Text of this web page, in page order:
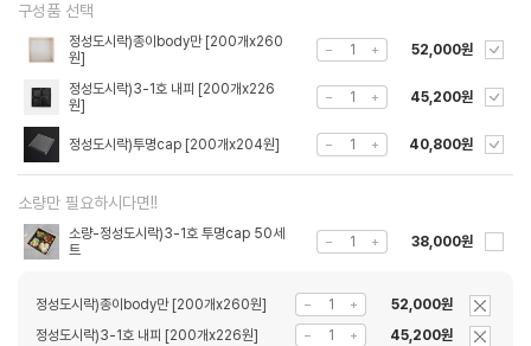
구성품 선택
정성도시락)종이body만 [200개x260
원]
52,000원
정성도시락)3-1호 내피 [200개x226
원]
45,200원
정성도시락)투명cap [200개x204원] 40,800원
소량만 필요하시다면!!
소량-정성도시락)3-1호 투명cap 50세
트
38,000원
정성도시락)종이body만 [200개x260원]
52,000원
정성도시락)3-1호 내피 [200개x226원]
45,200원